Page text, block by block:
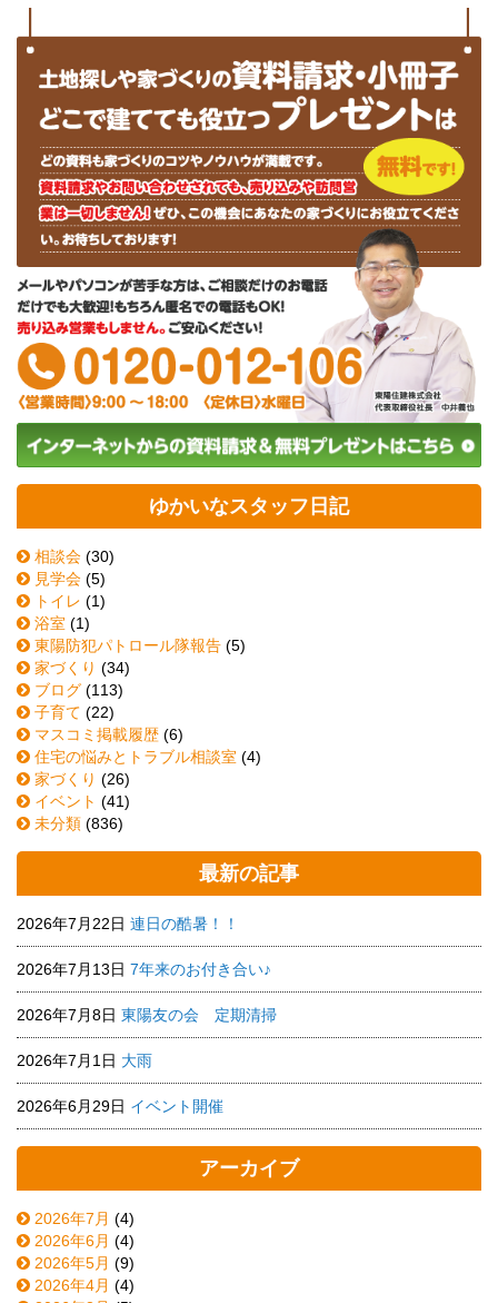
ゆかいなスタッフ日記
相談会 (30)
見学会 (5)
トイレ (1)
浴室 (1)
東陽防犯パトロール隊報告 (5)
家づくり (34)
ブログ (113)
子育て (22)
マスコミ掲載履歴 (6)
住宅の悩みとトラブル相談室 (4)
家づくり (26)
イベント (41)
未分類 (836)
最新の記事
2026年7月22日 連日の酷暑！！
2026年7月13日 7年来のお付き合い♪
2026年7月8日 東陽友の会 定期清掃
2026年7月1日 大雨
2026年6月29日 イベント開催
アーカイブ
2026年7月 (4)
2026年6月 (4)
2026年5月 (9)
2026年4月 (4)